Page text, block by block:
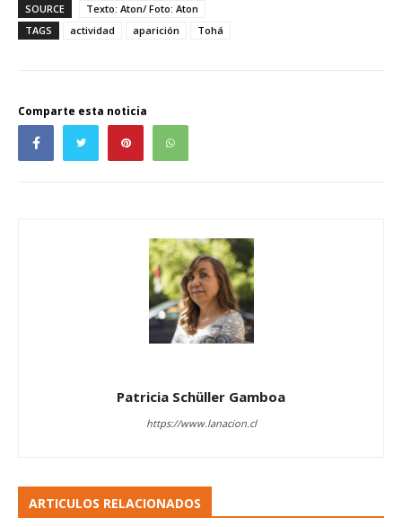
SOURCE
Texto: Aton/ Foto: Aton
TAGS
actividad aparición Tohá
Comparte esta noticia
Patricia Schüller Gamboa
https://www.lanacion.cl
ARTICULOS RELACIONADOS